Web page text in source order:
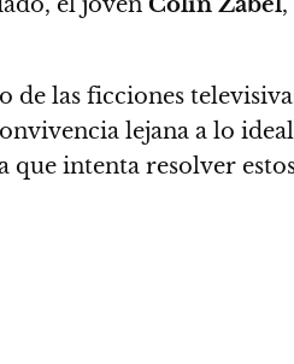
de las ficciones
lejana a lo
que intenta resolver